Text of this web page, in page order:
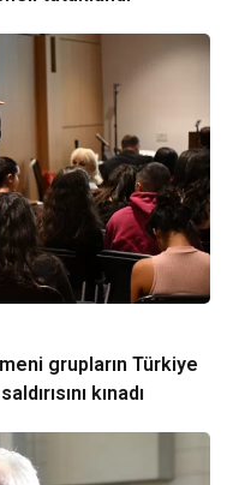
grupların Türkiye
kınadı